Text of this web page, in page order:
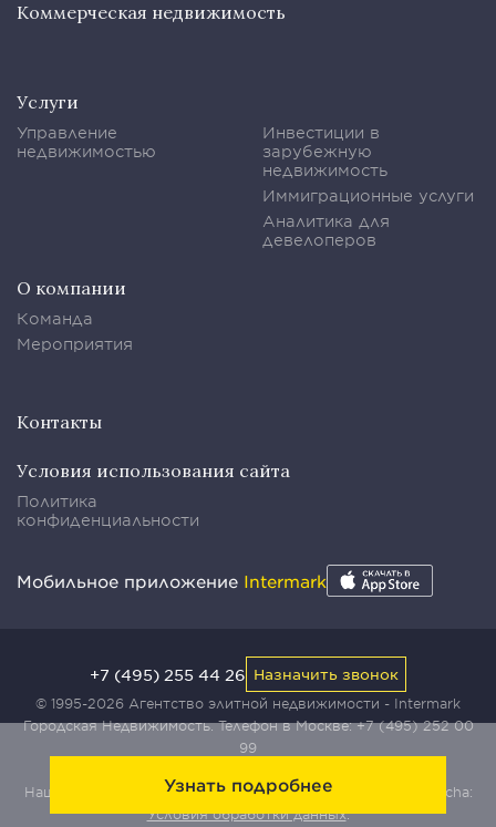
Узнать подробнее
Коммерческая недвижимость
Услуги
Управление
недвижимостью
Инвестиции в
зарубежную
недвижимость
Иммиграционные услуги
Аналитика для
девелоперов
О компании
Команда
Мероприятия
Контакты
Условия использования сайта
Политика
конфиденциальности
Мобильное приложение Intermark
© 1995-2026 Агентство элитной недвижимости - Intermark
Городская Недвижимость. Телефон в Москве:+7 (495) 252 00
99
Наш сайт защищен с помощью сервиса Yandex SmartCaptcha:
Условия обработки данных.
+7 (495) 255 44 26 Назначить звонок